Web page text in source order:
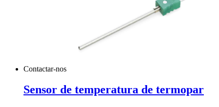
Contactar-nos
Sensor de temperatura de termopar